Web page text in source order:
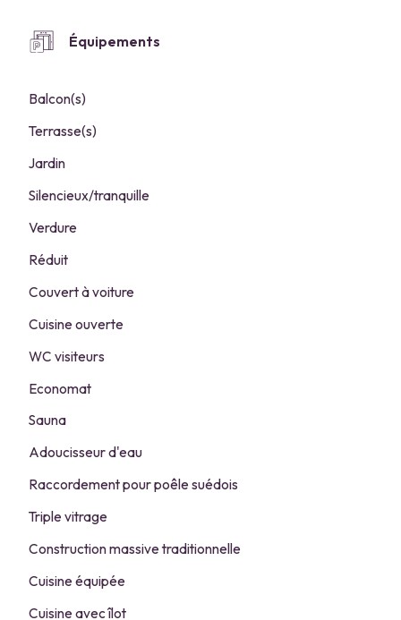
Équipements
Balcon(s)
Terrasse(s)
Jardin
Silencieux/tranquille
Verdure
Réduit
Couvert à voiture
Cuisine ouverte
WC visiteurs
Economat
Sauna
Adoucisseur d'eau
Raccordement pour poêle suédois
Triple vitrage
Construction massive traditionnelle
Cuisine équipée
Cuisine avec îlot